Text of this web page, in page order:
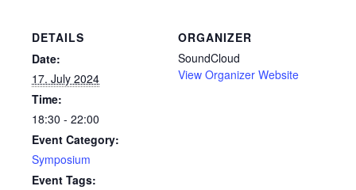
DETAILS
Date:
17. July 2024
Time:
18:30 - 22:00
Event Category:
Symposium
Event Tags:
ORGANIZER
SoundCloud
View Organizer Website